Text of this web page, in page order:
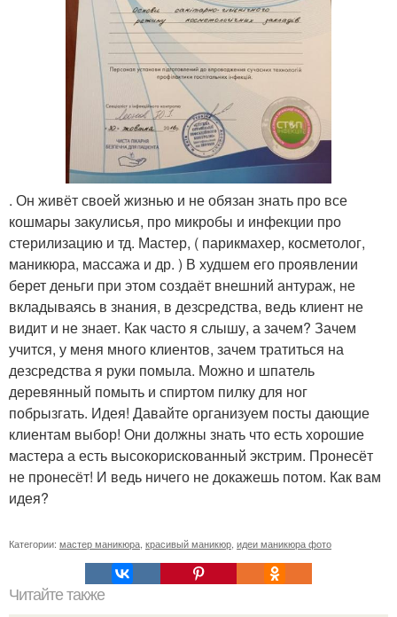
. Он живёт своей жизнью и не обязан знать про все
кошмары закулисья, про микробы и инфекции про
стерилизацию и тд. Мастер, ( парикмахер, косметолог,
маникюра, массажа и др. ) В худшем его проявлении
берет деньги при этом создаёт внешний антураж, не
вкладываясь в знания, в дезсредства, ведь клиент не
видит и не знает. Как часто я слышу, а зачем? Зачем
учится, у меня много клиентов, зачем тратиться на
дезсредства я руки помыла. Можно и шпатель
деревянный помыть и спиртом пилку для ног
побрызгать. Идея! Давайте организуем посты дающие
клиентам выбор! Они должны знать что есть хорошие
мастера а есть высокорискованный экстрим. Пронесёт
не пронесёт! И ведь ничего не докажешь потом. Как вам
идея?
Категории: мастер маникюра красивый маникюр идеи маникюра фото
Читайте также